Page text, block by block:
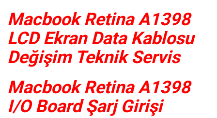
Macbook Retina A1398
LCD Ekran Data Kablosu
Değişim Teknik Servis
Macbook Retina A1398
I/O Board Şarj Girişi